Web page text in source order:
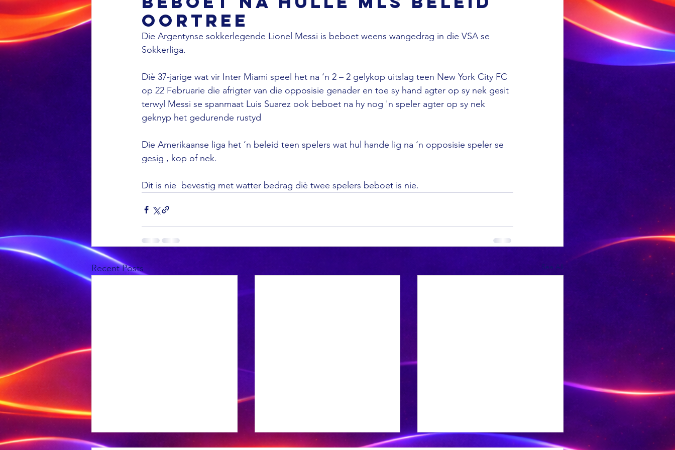
oortree
Die Argentynse sokkerlegende Lionel Messi is beboet weens wangedrag in die VSA se
Sokkerliga.
Diè 37-jarige wat vir Inter Miami speel het na ‘n 2 – 2 gelykop uitslag teen New York City FC
op 22 Februarie die afrigter van die opposisie genader en toe sy hand agter op sy nek gesit
terwyl Messi se spanmaat Luis Suarez ook beboet na hy nog 'n speler agter op sy nek
geknyp het gedurende rustyd
Die Amerikaanse liga het ‘n beleid teen spelers wat hul hande lig na ‘n opposisie speler se
gesig , kop of nek.
Dit is nie  bevestig met watter bedrag diè twee spelers beboet is nie.
Recent Posts See All